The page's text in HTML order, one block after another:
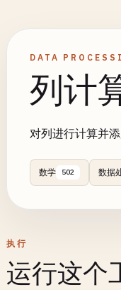
DATA
列计
对列进行计算并
数学 502 数据
执行
运行这个